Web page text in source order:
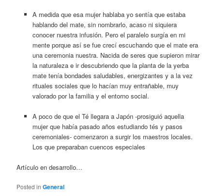
A medida que esa mujer hablaba yo sentía que estaba
hablando del mate, sin nombrarlo, acaso ni siquiera
conocer nuestra infusión. Pero el paralelo surgía en mi
mente porque así se fue crecí escuchando que el mate era
una ceremonia nuestra. Nacida de seres que supieron mirar
la naturaleza e ir descubriendo que la planta de la yerba
mate tenía bondades saludables, energizantes y a la vez
rituales sociales que lo hacían muy entrañable, muy
valorado por la familia y el entorno social.
A poco de que el Té llegara a Japón -prosiguió aquella
mujer que había pasado años estudiando tés y pasos
ceremoniales- comenzaron a surgir los maestros locales.
Los que preparaban cuencos especiales
Artículo en desarrollo…
Posted in General